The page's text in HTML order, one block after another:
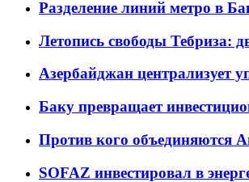
Разделение линий метро в
Летопись свободы Тебриза:
Азербайджан централизует
Баку превращает
Против кого объединяются
SOFAZ инвестировал в